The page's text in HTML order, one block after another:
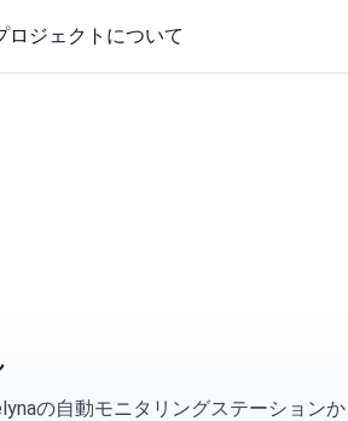
ロジェクトについて
の自動モニタリングステーション